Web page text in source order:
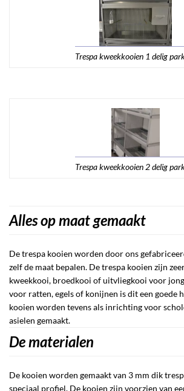
Trespa kweekkooien 1 delig
Trespa kweekkooien 2 delig
Alles op maat gemaakt
De trespa kooien worden door ons
zelf de maat bepalen. De trespa kooien zijn
kweekkooi, broedkooi of uitvliegkooi voor
voor ratten, egels of konijnen is dit een goede
kooien worden tevens als inrichting voor
asielen gemaakt.
De materialen
De kooien worden gemaakt van 3 mm dik
speciaal profiel. De kooien zijn voorzien van